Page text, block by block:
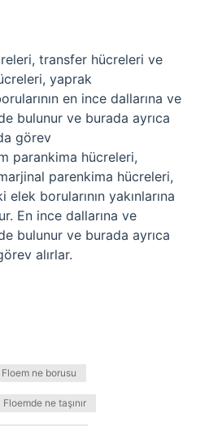
transfer hücreleri ve
yaprak
en ince dallarına ve
bulunur ve burada ayrıca
görev
parankima hücreleri,
parenkima hücreleri,
borularının yakınlarına
En ince dallarına ve
bulunur ve burada ayrıca
alırlar.
Floem ne borusu
Floemde ne taşınır